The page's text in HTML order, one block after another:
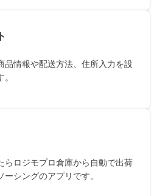
品情報や配送方法、住所入力を設
らロジモプロ倉庫から自動で出荷
シングのアプリです。